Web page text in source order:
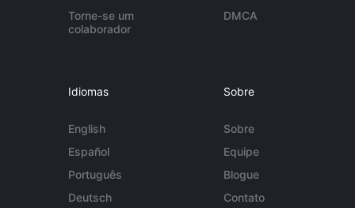
Torne-se um
colaborador
DMCA
Idiomas
English
Español
Português
Deutsch
Sobre
Sobre
Equipe
Blogue
Contato